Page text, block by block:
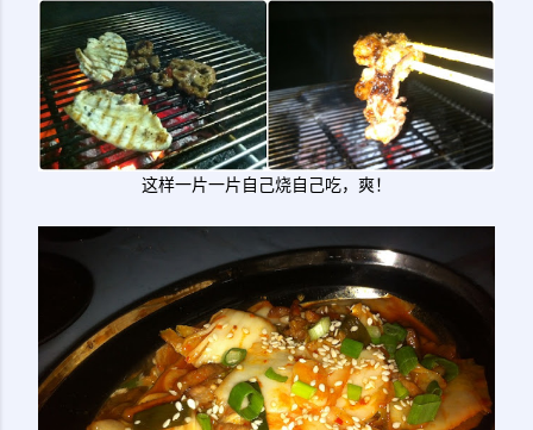
这样一片一片自己烧自己吃，爽！